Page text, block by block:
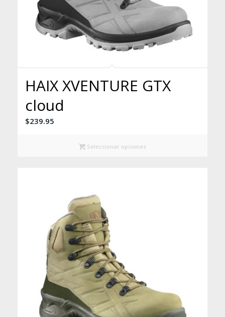
HAIX XVENTURE GTX
cloud
$239.95
Seleccionar opciones